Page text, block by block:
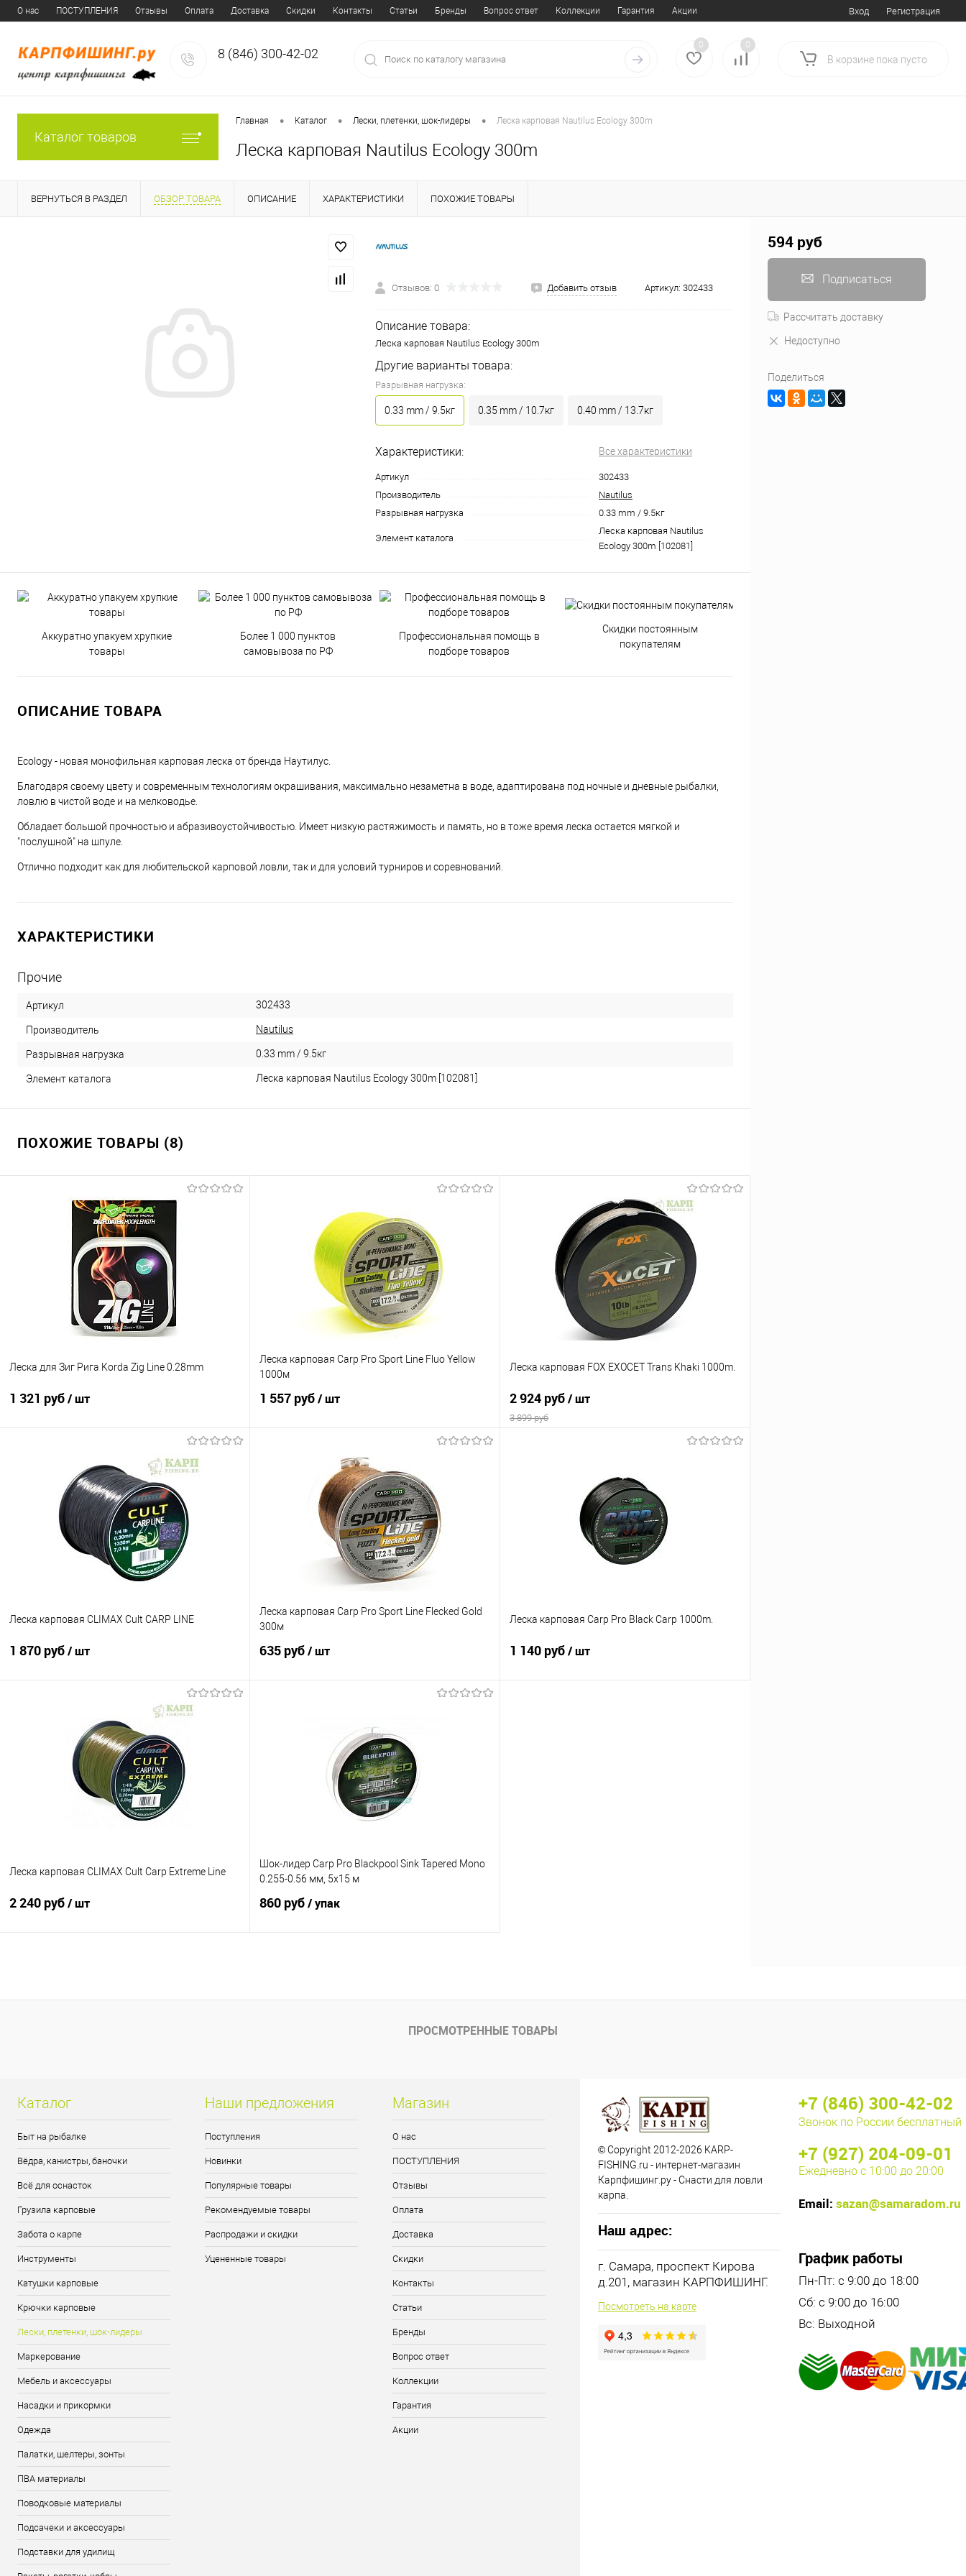
О нас ПОСТУПЛЕНИЯ Отзывы Оплата Доставка Скидки Контакты Статьи Бренды Вопрос ответ Коллекции Гарантия Акции Вход Регистрация
8 (846) 300-42-02
0 0
В корзине пока пусто
Каталог товаров
Главная • Каталог • Лески, плетенки, шок-лидеры • Леска карповая Nautilus Ecology 300m
Леска карповая Nautilus Ecology 300m
ВЕРНУТЬСЯ В РАЗДЕЛ ОБЗОР ТОВАРА ОПИСАНИЕ ХАРАКТЕРИСТИКИ ПОХОЖИЕ ТОВАРЫ
Отзывов: 0 Добавить отзыв Артикул: 302433
Описание товара:
Леска карповая Nautilus Ecology 300m
Другие варианты товара:
Разрывная нагрузка:
0.33 mm / 9.5кг 0.35 mm / 10.7кг 0.40 mm / 13.7кг
Характеристики: Все характеристики
Артикул
302433
Производитель
Nautilus
Разрывная нагрузка
0.33 mm / 9.5кг
Элемент каталога
Леска карповая Nautilus
Ecology 300m [102081]
Аккуратно упакуем хрупкие
товары
Более 1 000 пунктов
самовывоза по РФ
Профессиональная помощь в
подборе товаров
Скидки постоянным
покупателям
ОПИСАНИЕ ТОВАРА
Ecology - новая монофильная карповая леска от бренда Наутилус.
Благодаря своему цвету и современным технологиям окрашивания, максимально незаметна в воде, адаптирована под ночные и дневные рыбалки,
ловлю в чистой воде и на мелководье.
Обладает большой прочностью и абразивоустойчивостью. Имеет низкую растяжимость и память, но в тоже время леска остается мягкой и
"послушной" на шпуле.
Отлично подходит как для любительской карповой ловли, так и для условий турниров и соревнований.
ХАРАКТЕРИСТИКИ
Прочие
Артикул 302433
Производитель Nautilus
Разрывная нагрузка 0.33 mm / 9.5кг
Элемент каталога Леска карповая Nautilus Ecology 300m [102081]
ПОХОЖИЕ ТОВАРЫ (8)
Леска для Зиг Рига Korda Zig Line 0.28mm
1 321 руб/ шт
В корзину
Купить в 1 клик
Сравнение
В избранное
В наличии
Леска карповая Carp Pro Sport Line Fluo Yellow
1000м
1 557 руб/ шт
В корзину
Купить в 1 клик
Сравнение
В избранное
В наличии
Разрывная нагрузка
Леска карповая FOX EXOCET Trans Khaki 1000m.
2 924 руб/ шт
3 899 руб
Сравнение
В наличии
Разрывная нагрузка
0.35 mm
Леска карповая CLIMAX Cult CARP LINE
1 870 руб/ шт
В корзину
Купить в 1 клик
Сравнение
В избранное
В наличии
Разрывная нагрузка
Леска карповая Carp Pro Sport Line Flecked Gold
300м
635 руб/ шт
Сравнение
В наличии
Разрывная нагрузка
Леска карповая Carp Pro Black Carp 1000m.
1 140 руб/ шт
Леска карповая CLIMAX Cult Carp Extreme Line
2 240 руб/ шт
Купить в 1 клик
Сравнение
Шок-лидер Carp Pro Blackpool Sink Tapered Mono
0.255-0.56 мм, 5х15 м
860 руб/ упак
Купить в 1 клик
Сравнение
В наличии
594 руб
Подписаться
Рассчитать доставку
Недоступно
Поделиться
ПРОСМОТРЕННЫЕ ТОВАРЫ
Каталог
Быт на рыбалке
Вёдра, канистры, баночки
Всё для оснасток
Грузила карповые
Забота о карпе
Инструменты
Катушки карповые
Крючки карповые
Лески, плетенки, шок-лидеры
Маркерование
Мебель и аксессуары
Насадки и прикормки
Одежда
Палатки, шелтеры, зонты
ПВА материалы
Поводковые материалы
Подсачеки и аксессуары
Подставки для удилищ
Наши предложения
Поступления
Новинки
Популярные товары
Рекомендуемые товары
Распродажи и скидки
Уцененные товары
Магазин
О нас
ПОСТУПЛЕНИЯ
Отзывы
Оплата
Доставка
Скидки
Контакты
Статьи
Бренды
Вопрос ответ
Коллекции
Гарантия
Акции
© Copyright 2012-2026 KARP-
FISHING.ru - интернет-магазин
Карпфишинг.ру - Снасти для ловли
карпа.
Наш адрес:
г. Самара, проспект Кирова
д.201, магазин КАРПФИШИНГ.
Посмотреть на карте
+7 (846) 300-42-02
Звонок по России бесплатный
+7 (927) 204-09-01
Ежедневно с 10:00 до 20:00
Email: sazan@samaradom.ru
График работы
Пн-Пт: с 9:00 до 18:00
Сб: с 9:00 до 16:00
Вс: Выходной